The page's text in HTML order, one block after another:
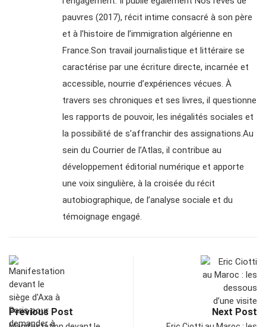
pauvres (2017), récit intime consacré à son père
et à l’histoire de l’immigration algérienne en
France.Son travail journalistique et littéraire se
caractérise par une écriture directe, incarnée et
accessible, nourrie d’expériences vécues. À
travers ses chroniques et ses livres, il questionne
les rapports de pouvoir, les inégalités sociales et
la possibilité de s’affranchir des assignations.Au
sein du Courrier de l’Atlas, il contribue au
développement éditorial numérique et apporte
une voix singulière, à la croisée du récit
autobiographique, de l’analyse sociale et du
témoignage engagé.
Previous Post Next Post